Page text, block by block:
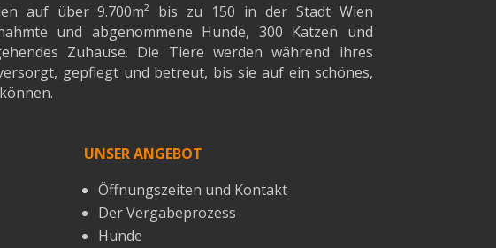
auf über 9.700m² bis zu 150 in der Stadt Wien
und abgenommene Hunde, 300 Katzen und
Zuhause. Die Tiere werden während ihres
gepflegt und betreut, bis sie auf ein schönes,
UNSER ANGEBOT
Öffnungszeiten und Kontakt
Der Vergabeprozess
Hunde